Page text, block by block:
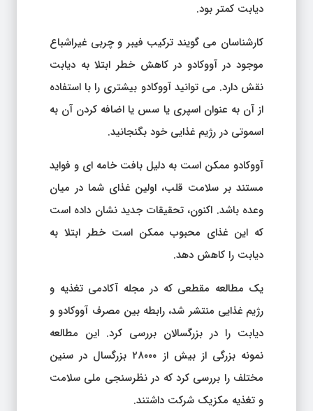
دیابت کمتر بود.
کارشناسان می گویند ترکیب فیبر و چربی غیراشباع
موجود در آووکادو در کاهش خطر ابتلا به دیابت
نقش دارد. می توانید آووکادو بیشتری را با استفاده
از آن به عنوان اسپری یا سس یا اضافه کردن آن به
اسموتی در رژیم غذایی خود بگنجانید.
آووکادو ممکن است به دلیل بافت خامه ای و فواید
مستند بر سلامت قلب، اولین غذای شما در میان
وعده باشد. اکنون، تحقیقات جدید نشان داده است
که این غذای محبوب ممکن است خطر ابتلا به
دیابت را کاهش دهد.
یک مطالعه مقطعی که در مجله آکادمی تغذیه و
رژیم غذایی منتشر شد، رابطه بین مصرف آووکادو و
دیابت را در بزرگسالان بررسی کرد. این مطالعه
نمونه بزرگی از بیش از ۲۸۰۰۰ بزرگسال در سنین
مختلف را بررسی کرد که در نظرسنجی ملی سلامت
و تغذیه مکزیک شرکت داشتند.